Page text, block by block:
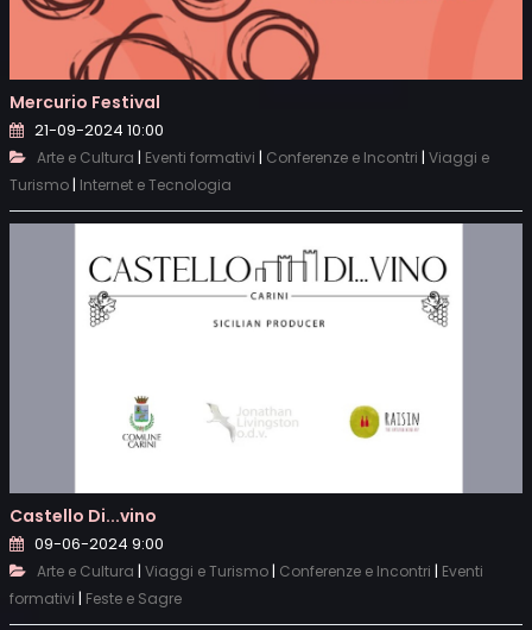
Mercurio Festival
21-09-2024 10:00
Arte e Cultura | Eventi formativi | Conferenze e Incontri | Viaggi e
Turismo | Internet e Tecnologia
Castello Di...vino
09-06-2024 9:00
Arte e Cultura | Viaggi e Turismo| Conferenze e Incontri | Eventi
formativi | Feste e Sagre